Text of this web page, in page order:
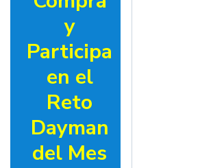
y
Participa
en el
Reto
Dayman
del Mes